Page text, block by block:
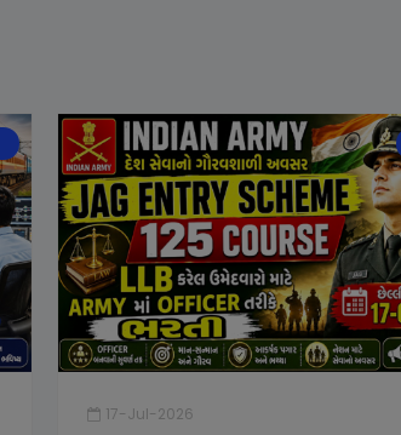
17-Jul-2026